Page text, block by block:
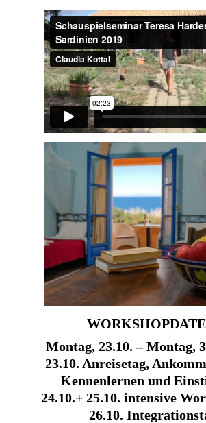
Montag, 23.10. – Montag,
23.10. Anreisetag,
Kennenlernen und
24.10.+ 25.10. intensive
26.10.